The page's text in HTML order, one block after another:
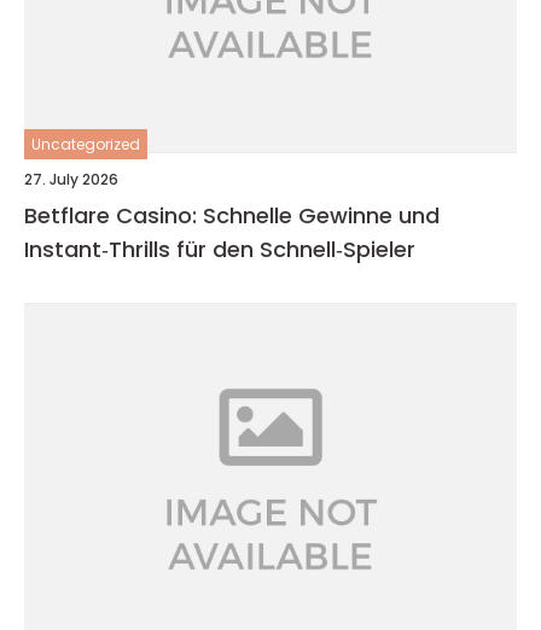
Uncategorized
27. July 2026
Betflare Casino: Schnelle Gewinne und
Instant‑Thrills für den Schnell‑Spieler